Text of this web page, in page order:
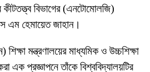
কীটতত্ত্ব বিভাগের (এনটোমোলজি)
হেমায়েত জাহান।
মন্ত্রণালয়ের মাধ্যমিক ও উচ্চশিক্ষা
এক প্রজ্ঞাপনে তাঁকে বিশ্ববিদ্যালয়টির